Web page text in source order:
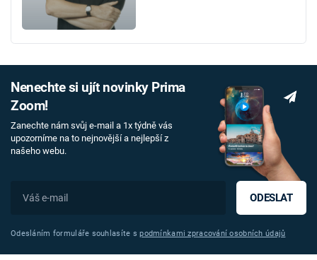
Nenechte si ujít novinky Prima
Zoom!
Zanechte nám svůj e-mail a 1x týdně vás
upozorníme na to nejnovější a nejlepší z
našeho webu.
ODESLAT
Odesláním formuláře souhlasíte spodmínkami zpracování osobních údajů